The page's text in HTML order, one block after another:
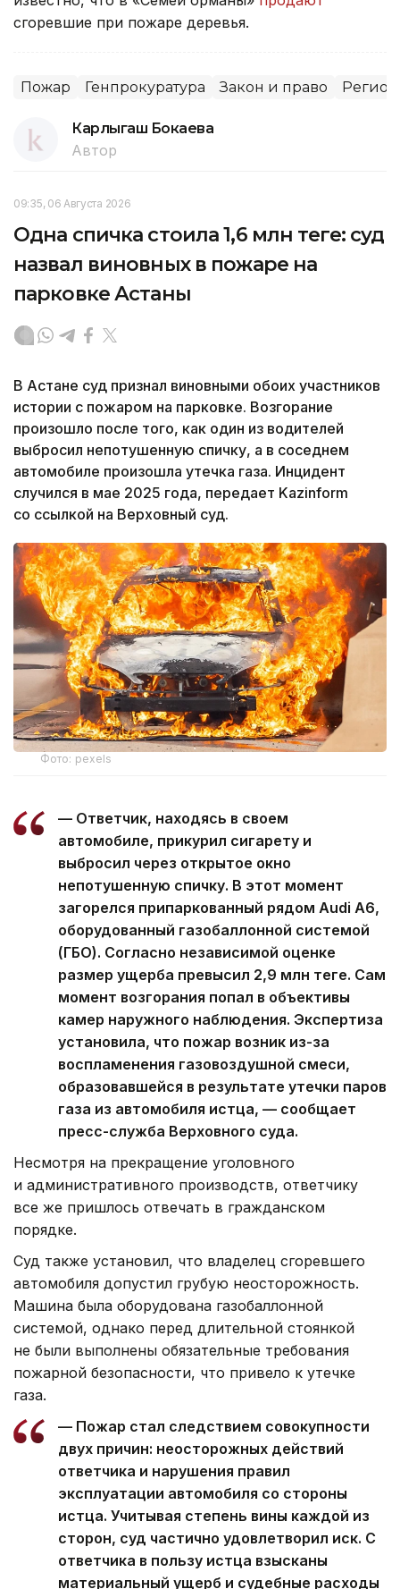
сгоревшие при пожаре деревья.
Пожар Генпрокуратура Закон и право
Карлыгаш Бокаева
Автор
09:35, 06 Августа 2026
Одна спичка стоила 1,6 млн теңге: суд
назвал виновных в пожаре на
парковке Астаны
В Астане суд признал виновными обоих участников
истории с пожаром на парковке. Возгорание
произошло после того, как один из водителей
выбросил непотушенную спичку, а в соседнем
автомобиле произошла утечка газа. Инцидент
случился в мае 2025 года, передает Kazinform
со ссылкой на Верховный суд.
Фото: pexels
— Ответчик, находясь в своем
автомобиле, прикурил сигарету и
выбросил через открытое окно
непотушенную спичку. В этот момент
загорелся припаркованный рядом Audi A6,
оборудованный газобаллонной системой
(ГБО). Согласно независимой оценке
размер ущерба превысил 2,9 млн теңге. Сам
момент возгорания попал в объективы
камер наружного наблюдения. Экспертиза
установила, что пожар возник из-за
воспламенения газовоздушной смеси,
образовавшейся в результате утечки паров
газа из автомобиля истца, — сообщает
пресс-служба Верховного суда.
Несмотря на прекращение уголовного
и административного производств, ответчику
все же пришлось отвечать в гражданском
порядке.
Суд также установил, что владелец сгоревшего
автомобиля допустил грубую неосторожность.
Машина была оборудована газобаллонной
системой, однако перед длительной стоянкой
не были выполнены обязательные требования
пожарной безопасности, что привело к утечке
газа.
— Пожар стал следствием совокупности
двух причин: неосторожных действий
ответчика и нарушения правил
эксплуатации автомобиля со стороны
истца. Учитывая степень вины каждой из
сторон, суд частично удовлетворил иск. С
ответчика в пользу истца взысканы
материальный ущерб и судебные расходы